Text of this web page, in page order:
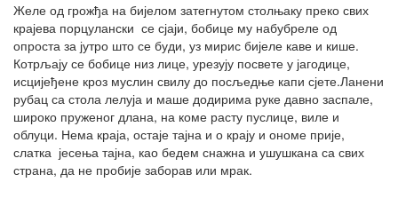
Желе од грожђа на бијелом затегнутом столњаку преко свих
крајева порцулански се сјаји, бобице му набубреле од
опроста за јутро што се буди, уз мирис бијеле каве и кише.
Котрљају се бобице низ лице, урезују посвете у јагодице,
исцијеђене кроз муслин свилу до посљедње капи сјете.Ланени
рубац са стола лелуја и маше додирима руке давно заспале,
широко пруженог длана, на коме расту пуслице, виле и
облуци. Нема краја, остаје тајна и о крају и ономе прије,
слатка јесења тајна, као бедем снажна и ушушкана са свих
страна, да не пробије заборав или мрак.